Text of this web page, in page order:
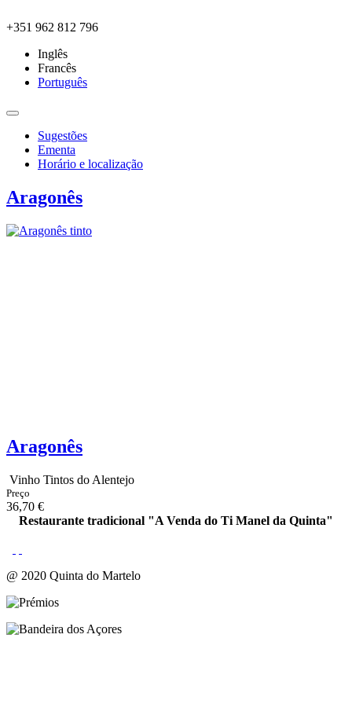
+351 962 812 796
Inglês
Francês
Português
Sugestões
Ementa
Horário e localização
Aragonês
Aragonês
Vinho Tintos do Alentejo
Preço
36,70 €
Restaurante tradicional "A Venda do Ti Manel da Quinta"
@ 2020 Quinta do Martelo